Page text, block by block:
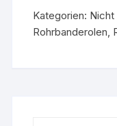
Kategorien: Nicht
Rohrbanderolen,